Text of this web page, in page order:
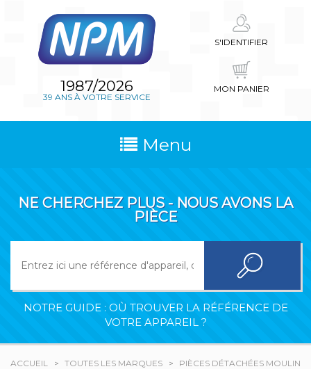
1987/2026
39 ANS À VOTRE SERVICE
S'IDENTIFIER
MON PANIER
Menu
NE CHERCHEZ PLUS - NOUS AVONS LA
PIÈCE
NOTRE GUIDE : OÙ TROUVER LA RÉFÉRENCE DE
VOTRE APPAREIL ?
ACCUEIL TOUTES LES MARQUES PIÈCES DÉTACHÉES MOULINEX